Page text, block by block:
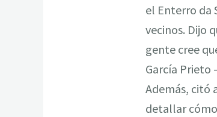
el Enterro da
vecinos. Dijo
gente cree
García Prieto
Además, citó
detallar